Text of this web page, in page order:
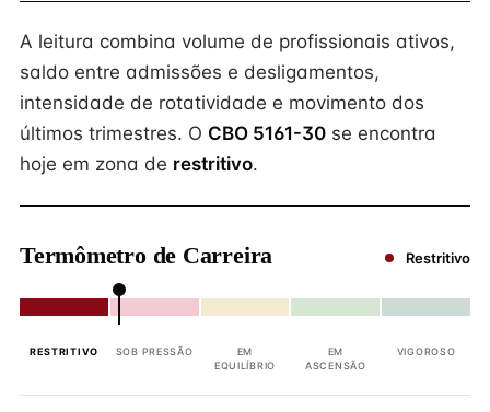
A leitura combina volume de profissionais ativos,
saldo entre admissões e desligamentos,
intensidade de rotatividade e movimento dos
últimos trimestres. O CBO 5161-30 se encontra
hoje em zona de restritivo.
Termômetro de Carreira Restritivo
RESTRITIVO SOB PRESSÃO
EM
EQUILÍBRIO
EM
ASCENSÃO
VIGOROSO